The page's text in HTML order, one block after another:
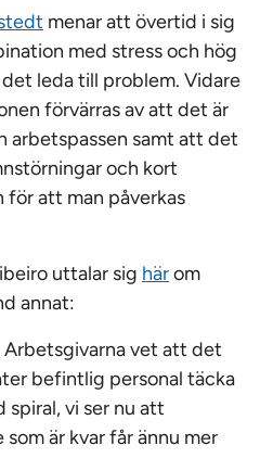
menar att övertid i sig
med stress och hög
leda till problem. Vidare
förvärras av att det är
arbetspassen samt att det
och kort
för att man påverkas
uttalar sig härom
annat:
Arbetsgivarna vet att det
befintlig personal täcka
spiral, vi ser nu att
är kvar får ännu mer